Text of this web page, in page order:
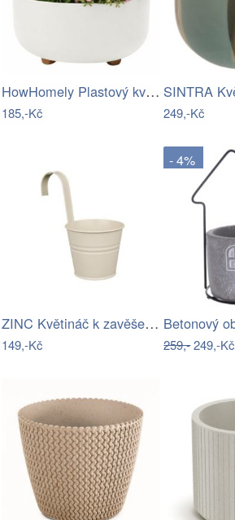
HowHomely Plastový květináč na…
185,-Kč 249,-Kč
ZINC Květináč k zavěšení 13 cm - béžová
149,-Kč
- 4%
259,-249,-Kč